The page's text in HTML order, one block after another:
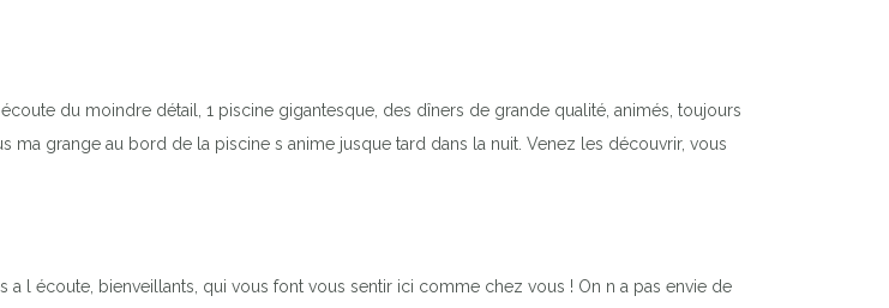
du moindre détail, 1 piscine gigantesque, des dîners de grande qualité, animés, toujours
grange au bord de la piscine s anime jusque tard dans la nuit. Venez les découvrir, vous
l écoute, bienveillants, qui vous font vous sentir ici comme chez vous ! On n a pas envie de